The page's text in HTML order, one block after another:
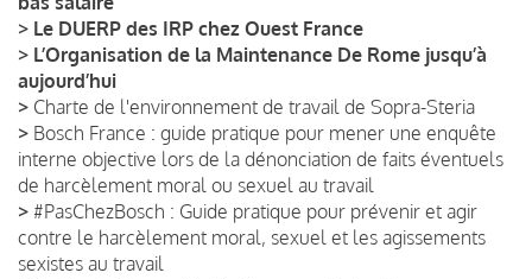
> Le DUERP des IRP chez Ouest France
> L’Organisation de la Maintenance De Rome jusqu’à
aujourd’hui
> Charte de l'environnement de travail de Sopra-Steria
> Bosch France : guide pratique pour mener une enquête
interne objective lors de la dénonciation de faits éventuels
de harcèlement moral ou sexuel au travail
> #PasChezBosch : Guide pratique pour prévenir et agir
contre le harcèlement moral, sexuel et les agissements
sexistes au travail